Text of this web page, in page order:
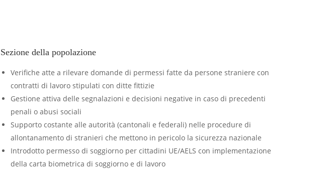
Sezione della popolazione
Verifiche atte a rilevare domande di permessi fatte da persone straniere con
contratti di lavoro stipulati con ditte fittizie
Gestione attiva delle segnalazioni e decisioni negative in caso di precedenti
penali o abusi sociali
Supporto costante alle autorità (cantonali e federali) nelle procedure di
allontanamento di stranieri che mettono in pericolo la sicurezza nazionale
Introdotto permesso di soggiorno per cittadini UE/AELS con implementazione
della carta biometrica di soggiorno e di lavoro